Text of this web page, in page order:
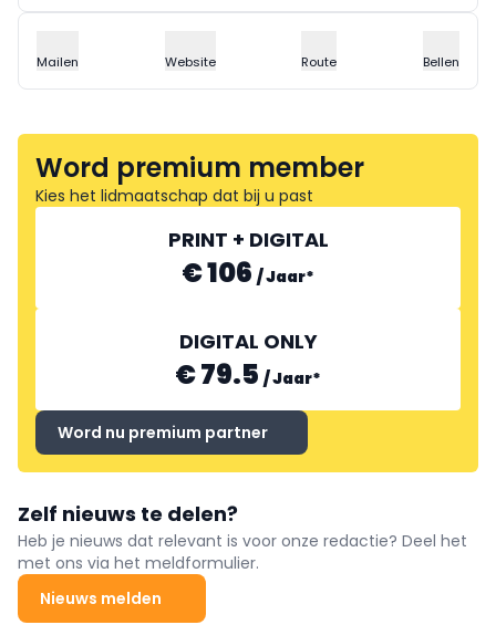
Mailen Website Route Bellen
Word premium member
Kies het lidmaatschap dat bij u past
PRINT + DIGITAL
€ 106 /Jaar*
DIGITAL ONLY
€ 79.5 /Jaar*
Word nu premium partner
Zelf nieuws te delen?
Heb je nieuws dat relevant is voor onze redactie? Deel het
met ons via het meldformulier.
Nieuws melden